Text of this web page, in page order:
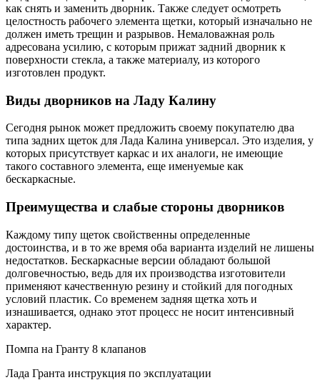
как снять и заменить дворник. Также следует осмотреть
целостность рабочего элемента щетки, который изначально не
должен иметь трещин и разрывов. Немаловажная роль
адресована усилию, с которым прижат задний дворник к
поверхности стекла, а также материалу, из которого
изготовлен продукт.
Виды дворников на Ладу Калину
Сегодня рынок может предложить своему покупателю два
типа задних щеток для Лада Калина универсал. Это изделия, у
которых присутствует каркас и их аналоги, не имеющие
такого составного элемента, еще именуемые как
бескаркасные.
Преимущества и слабые стороны дворников
Каждому типу щеток свойственны определенные
достоинства, и в то же время оба варианта изделий не лишены
недостатков. Бескаркасные версии обладают большой
долговечностью, ведь для их производства изготовители
применяют качественную резину и стойкий для погодных
условий пластик. Со временем задняя щетка хоть и
изнашивается, однако этот процесс не носит интенсивный
характер.
Помпа на Гранту 8 клапанов
Лада Гранта инструкция по эксплуатации